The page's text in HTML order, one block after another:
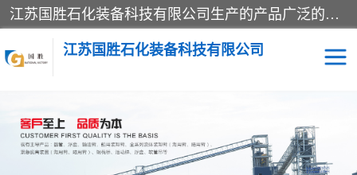
江苏国胜石化装备科技有限公司生产的产品广泛的应用于石油、石化等行业中，产品种类齐全，其中包括装卸鹤管、汽车鹤管、火车鹤管、装车鹤管、卸车鹤管、上装鹤管、下装鹤管、lng鹤管、发油鹤管、液氨鹤管、液化气鹤管等，我们生产的产品质量上乘，价格实惠，服务好，买鹤管就到国胜石化装备！
江苏国胜石化装备科技有限公司
输油臂 鹤管活动梯